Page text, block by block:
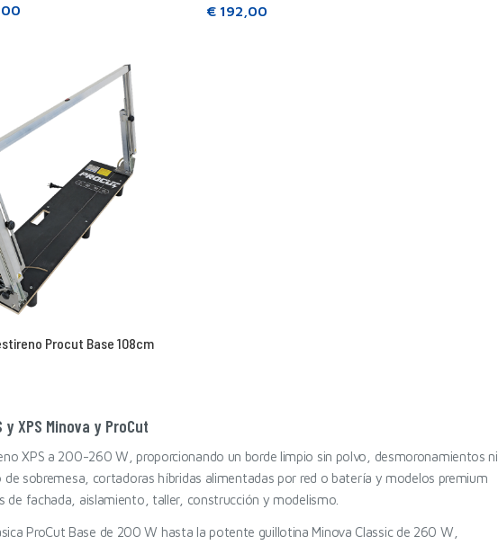
€ 192,00
Procut Base 108cm
XPS Minova y ProCut
XPS a 200-260 W, proporcionando un borde limpio sin polvo, desmoronamientos ni
sobremesa, cortadoras híbridas alimentadas por red o batería y modelos premium
de fachada, aislamiento, taller, construcción y modelismo.
ProCut Base de 200 W hasta la potente guillotina Minova Classic de 260 W,